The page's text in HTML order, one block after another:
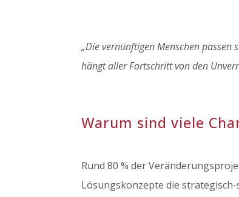
„Die vernünftigen Menschen passen
hängt aller Fortschritt von den
Warum sind viele
Rund 80 % der
Lösungskonzepte die